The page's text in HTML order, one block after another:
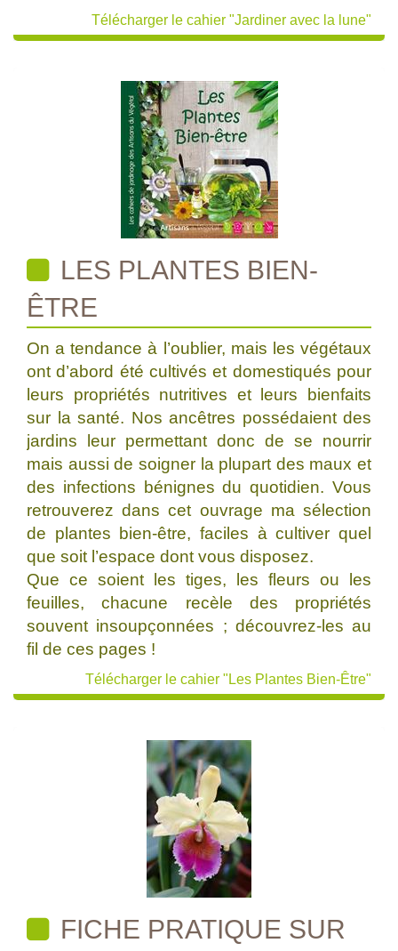
Télécharger le cahier "Jardiner avec la lune"
LES PLANTES BIEN-
ÊTRE
On a tendance à l’oublier, mais les végétaux
ont d’abord été cultivés et domestiqués pour
leurs propriétés nutritives et leurs bienfaits
sur la santé. Nos ancêtres possédaient des
jardins leur permettant donc de se nourrir
mais aussi de soigner la plupart des maux et
des infections bénignes du quotidien. Vous
retrouverez dans cet ouvrage ma sélection
de plantes bien-être, faciles à cultiver quel
que soit l’espace dont vous disposez.
Que ce soient les tiges, les fleurs ou les
feuilles, chacune recèle des propriétés
souvent insoupçonnées ; découvrez-les au
fil de ces pages !
Télécharger le cahier "Les Plantes Bien-Être"
FICHE PRATIQUE SUR